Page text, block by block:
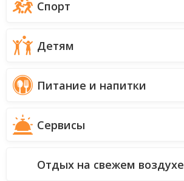
Спорт
Детям
Питание и напитки
Сервисы
Отдых на свежем воздухе